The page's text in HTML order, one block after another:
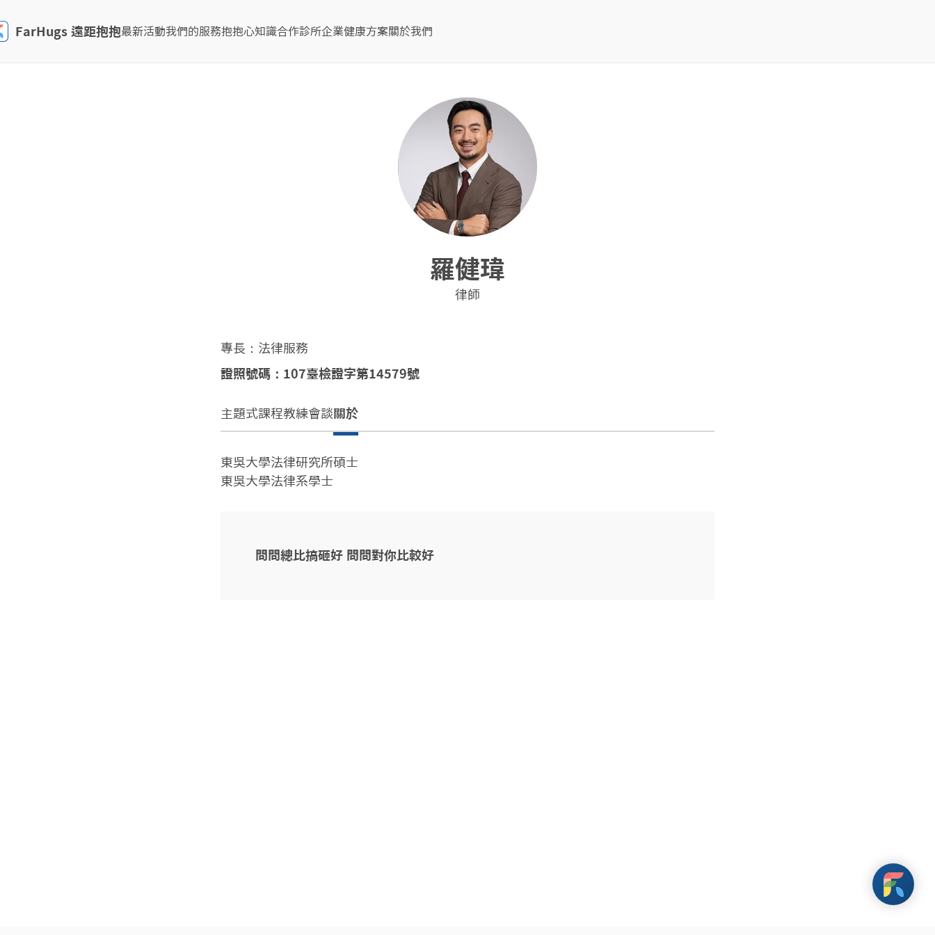
FarHugs 遠距抱抱最新活動我們的服務抱抱心知識合作診所企業健康方案關於我們
羅健瑋
律師
專長：法律服務
證照號碼：107臺檢證字第14579號
主題式課程教練會談 關於
東吳大學法律研究所碩士
東吳大學法律系學士
問問總比搞砸好 問問對你比較好